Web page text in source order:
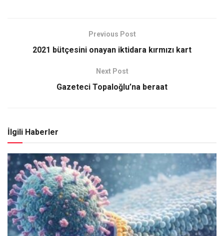
Previous Post
2021 bütçesini onayan iktidara kırmızı kart
Next Post
Gazeteci Topaloğlu’na beraat
İlgili Haberler